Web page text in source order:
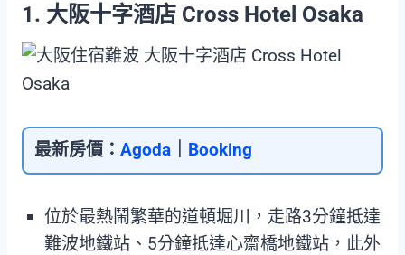
1. 大阪十字酒店 Cross Hotel Osaka
最新房價： Agoda｜ Booking
位於最熱鬧繁華的道頓堀川，走路3分鐘抵達
難波地鐵站、5分鐘抵達心齋橋地鐵站，此外